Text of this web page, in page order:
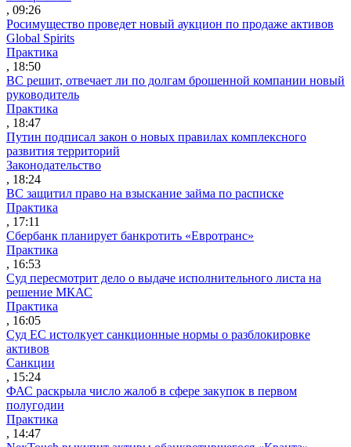
, 09:26
Росимущество проведет новый аукцион по продаже активов
Global Spirits
Практика
, 18:50
ВС решит, отвечает ли по долгам брошенной компании новый
руководитель
Практика
, 18:47
Путин подписал закон о новых правилах комплексного
развития территорий
Законодательство
, 18:24
ВС защитил право на взыскание займа по расписке
Практика
, 17:11
Сбербанк планирует банкротить «Евротранс»
Практика
, 16:53
Суд пересмотрит дело о выдаче исполнительного листа на
решение МКАС
Практика
, 16:05
Суд ЕС истолкует санкционные нормы о разблокировке
активов
Санкции
, 15:24
ФАС раскрыла число жалоб в сфере закупок в первом
полугодии
Практика
, 14:47